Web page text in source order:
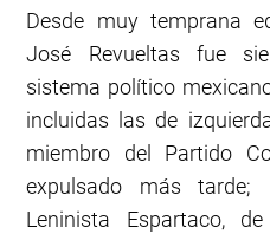
Desde muy temprana
José Revueltas fue
sistema político
incluidas las de
miembro del Partido
expulsado más
Leninista Espartaco,